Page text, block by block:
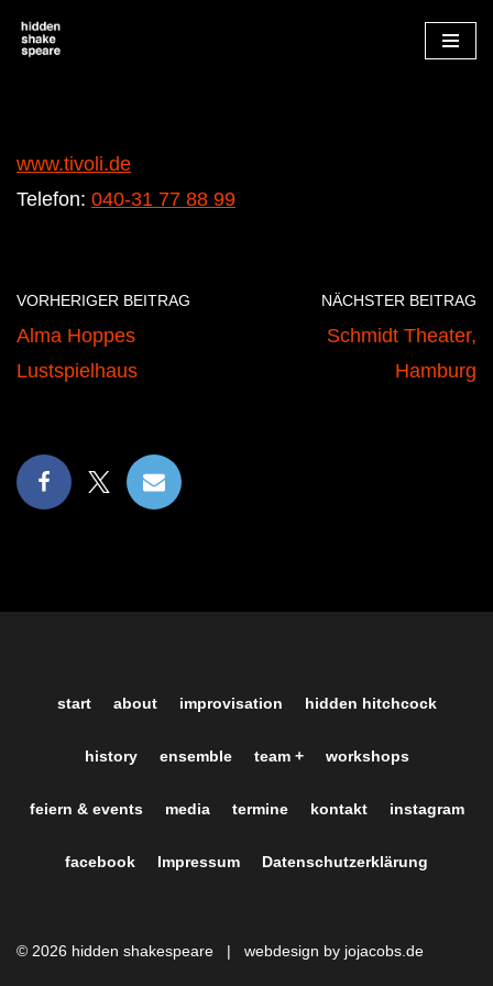
Zum
www.tivoli.de
Telefon: 040-31 77 88 99
VORHERIGER BEITRAG
Alma Hoppes
Lustspielhaus
NÄCHSTER BEITRAG
Schmidt Theater,
Hamburg
start about improvisation hidden hitchcock
history ensemble team + workshops
feiern & events media termine kontakt instagram
facebook Impressum Datenschutzerklärung
© 2026 hidden shakespeare | webdesign by jojacobs.de